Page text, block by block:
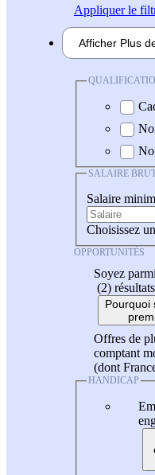
Appliquerle
Afficher Plus
SALAIRE
Salaire
Choisissez
OPPORTUNITÉS
Soyez
(2) résultats
Pourquoi
Offres de
comptant
(dont
HANDICAP